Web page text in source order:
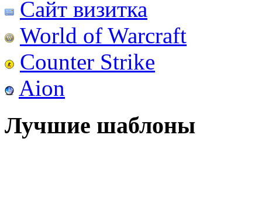
Сайт визитка
World of Warcraft
Counter Strike
Aion
Лучшие шаблоны